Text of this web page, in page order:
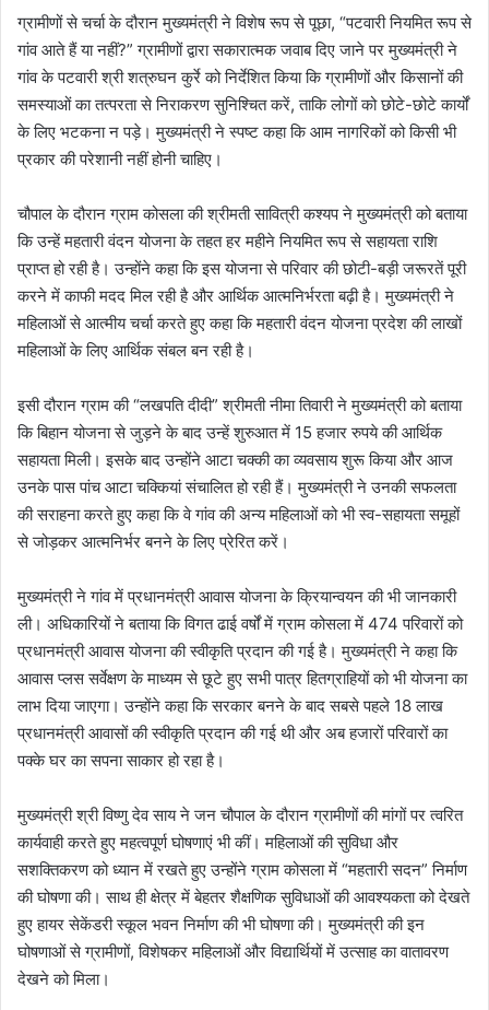
ग्रामीणों से चर्चा के दौरान मुख्यमंत्री ने विशेष रूप से पूछा, “पटवारी नियमित रूप से
गांव आते हैं या नहीं?” ग्रामीणों द्वारा सकारात्मक जवाब दिए जाने पर मुख्यमंत्री ने
गांव के पटवारी श्री शत्रुघन कुर्रे को निर्देशित किया कि ग्रामीणों और किसानों की
समस्याओं का तत्परता से निराकरण सुनिश्चित करें, ताकि लोगों को छोटे-छोटे कार्यों
के लिए भटकना न पड़े। मुख्यमंत्री ने स्पष्ट कहा कि आम नागरिकों को किसी भी
प्रकार की परेशानी नहीं होनी चाहिए।
चौपाल के दौरान ग्राम कोसला की श्रीमती सावित्री कश्यप ने मुख्यमंत्री को बताया
कि उन्हें महतारी वंदन योजना के तहत हर महीने नियमित रूप से सहायता राशि
प्राप्त हो रही है। उन्होंने कहा कि इस योजना से परिवार की छोटी-बड़ी जरूरतें पूरी
करने में काफी मदद मिल रही है और आर्थिक आत्मनिर्भरता बढ़ी है। मुख्यमंत्री ने
महिलाओं से आत्मीय चर्चा करते हुए कहा कि महतारी वंदन योजना प्रदेश की लाखों
महिलाओं के लिए आर्थिक संबल बन रही है।
इसी दौरान ग्राम की “लखपति दीदी” श्रीमती नीमा तिवारी ने मुख्यमंत्री को बताया
कि बिहान योजना से जुड़ने के बाद उन्हें शुरुआत में 15 हजार रुपये की आर्थिक
सहायता मिली। इसके बाद उन्होंने आटा चक्की का व्यवसाय शुरू किया और आज
उनके पास पांच आटा चक्कियां संचालित हो रही हैं। मुख्यमंत्री ने उनकी सफलता
की सराहना करते हुए कहा कि वे गांव की अन्य महिलाओं को भी स्व-सहायता समूहों
से जोड़कर आत्मनिर्भर बनने के लिए प्रेरित करें।
मुख्यमंत्री ने गांव में प्रधानमंत्री आवास योजना के क्रियान्वयन की भी जानकारी
ली। अधिकारियों ने बताया कि विगत ढाई वर्षों में ग्राम कोसला में 474 परिवारों को
प्रधानमंत्री आवास योजना की स्वीकृति प्रदान की गई है। मुख्यमंत्री ने कहा कि
आवास प्लस सर्वेक्षण के माध्यम से छूटे हुए सभी पात्र हितग्राहियों को भी योजना का
लाभ दिया जाएगा। उन्होंने कहा कि सरकार बनने के बाद सबसे पहले 18 लाख
प्रधानमंत्री आवासों की स्वीकृति प्रदान की गई थी और अब हजारों परिवारों का
पक्के घर का सपना साकार हो रहा है।
मुख्यमंत्री श्री विष्णु देव साय ने जन चौपाल के दौरान ग्रामीणों की मांगों पर त्वरित
कार्यवाही करते हुए महत्वपूर्ण घोषणाएं भी कीं। महिलाओं की सुविधा और
सशक्तिकरण को ध्यान में रखते हुए उन्होंने ग्राम कोसला में “महतारी सदन” निर्माण
की घोषणा की। साथ ही क्षेत्र में बेहतर शैक्षणिक सुविधाओं की आवश्यकता को देखते
हुए हायर सेकेंडरी स्कूल भवन निर्माण की भी घोषणा की। मुख्यमंत्री की इन
घोषणाओं से ग्रामीणों, विशेषकर महिलाओं और विद्यार्थियों में उत्साह का वातावरण
देखने को मिला।